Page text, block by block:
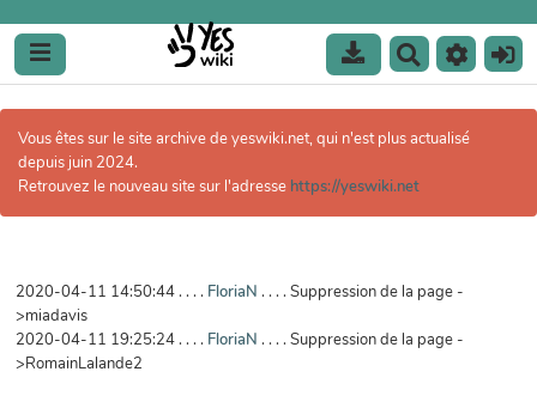
e
e
h
Vous êtes sur le site archive de yeswiki.net, qui n'est plus actualisé
depuis juin 2024.
Retrouvez le nouveau site sur l'adresse https://yeswiki.net
2020-04-11 14:50:44 . . . . FloriaN . . . . Suppression de la page -
>miadavis
2020-04-11 19:25:24 . . . . FloriaN . . . . Suppression de la page -
>RomainLalande2